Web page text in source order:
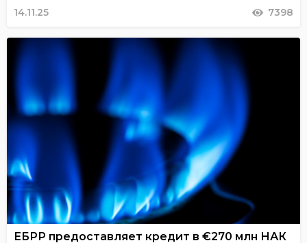
14.11.25 7398
ЕБРР предоставляет кредит в €270 млн НАК